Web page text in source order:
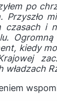
po
Przyszło
czasach i
kiedy
władzach